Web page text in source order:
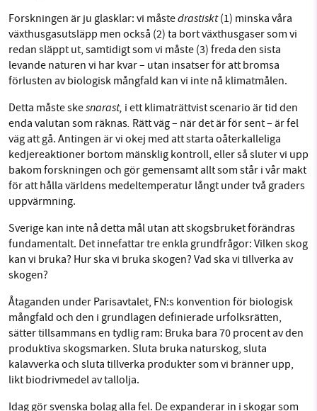
Forskningen är ju glasklar: vi måstedrastiskt(1) minska våra
växthusgasutsläpp men också (2) ta bort växthusgaser som vi
redan släppt ut, samtidigt som vi måste (3) freda den sista
levande naturen vi har kvar – utan insatser för att bromsa
förlusten av biologisk mångfald kan vi inte nå klimatmålen.
Detta måste skesnarast, i ett klimaträttvist scenario är tid den
enda valutan som räknas. Rätt väg – när det är för sent – är fel
väg att gå. Antingen är vi okej med att starta oåterkalleliga
kedjereaktioner bortom mänsklig kontroll, eller så sluter vi upp
bakom forskningen och gör gemensamt allt som står i vår makt
för att hålla världens medeltemperatur långt under två graders
uppvärmning.
Sverige kan inte nå detta mål utan att skogsbruket förändras
fundamentalt. Det innefattar tre enkla grundfrågor: Vilken skog
kan vi bruka? Hur ska vi bruka skogen? Vad ska vi tillverka av
skogen?
Åtaganden under Parisavtalet, FN:s konvention för biologisk
mångfald och den i grundlagen definierade urfolksrätten,
sätter tillsammans en tydlig ram: Bruka bara 70 procent av den
produktiva skogsmarken. Sluta bruka naturskog, sluta
kalavverka och sluta tillverka produkter som vi bränner upp,
likt biodrivmedel av tallolja.
Idag gör svenska bolag alla fel. De expanderar in i skogar som